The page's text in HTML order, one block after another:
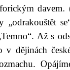
Až s
dějinách